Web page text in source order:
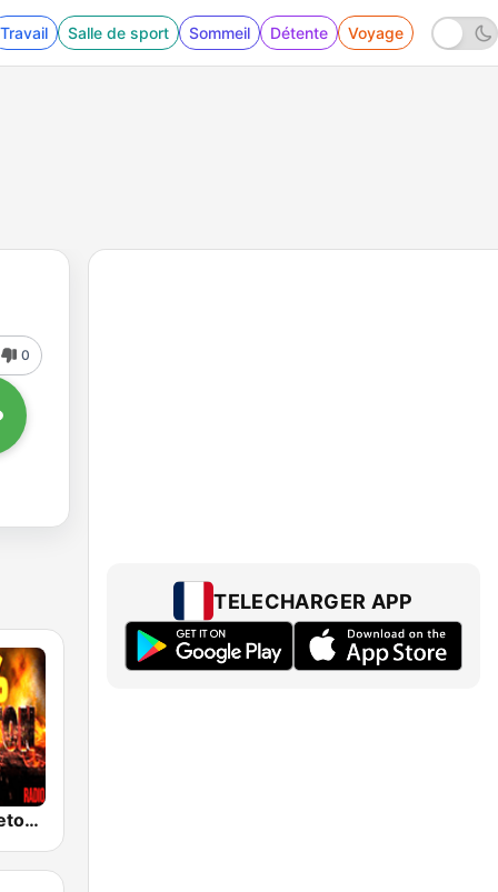
Travail Salle de sport Sommeil Détente Voyage
0
100% Reggaeton Radio
TELECHARGER APP